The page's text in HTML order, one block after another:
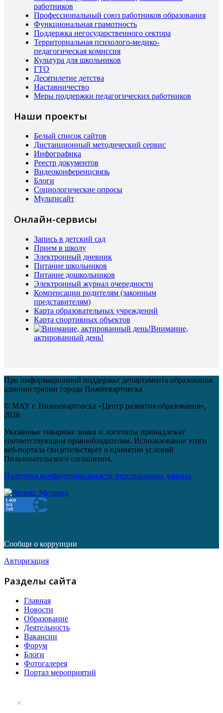
работников
Профессиональный союз работников образования
Функциональная грамотность
Поддержка негосударственного сектора
Территориальная психолого-медико-
педагогическая комиссия
Культура для школьников
ГТО
Десятилетие детства
Наставничество
Меры поддержки педагогических работников
Наши проекты
Белый список сайтов
Дистанционный методический сервис
Инфографика
Реестр документов
Видеоконференцсвязь
Блоги
Социологические опросы
Мультисайт
Онлайн-сервисы
Запись в детский сад
Прием в школу
Электронный дневник
Питание школьников
Питание дошкольников
Электронный журнал очередности
Компенсации родителям (законным
представителям)
Карта образовательных учреждений
Карта спортивных объектов
Внимание,
актированный день!
При информационной поддержке департамента образования
администрации города Нижневартовска
© МАУ г. Нижневартовска «Центр развития образования»,
2026
Указанные товарные знаки и логотипы принадлежат
соответствующим правообладателям. Использование этого
веб-портала свидетельствует о принятии условий
Пользовательского соглашения.
Политика конфиденциальности персональных данных
Сообщи о коррупции
Авторизация
Разделы сайта
Главная
Новости
Образование
Деятельность
Вакансии
Форум
Блоги
Фотогалерея
Портал мероприятий
×